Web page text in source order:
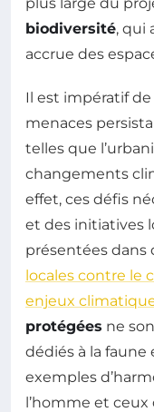
biodiversité, qui
accrue des
Il est impératif
menaces
telles que
changements
effet, ces défis
et des initiatives
présentées dans
locales contre le
enjeux
protégées ne
dédiés à la faune
exemples
l’homme et ceux